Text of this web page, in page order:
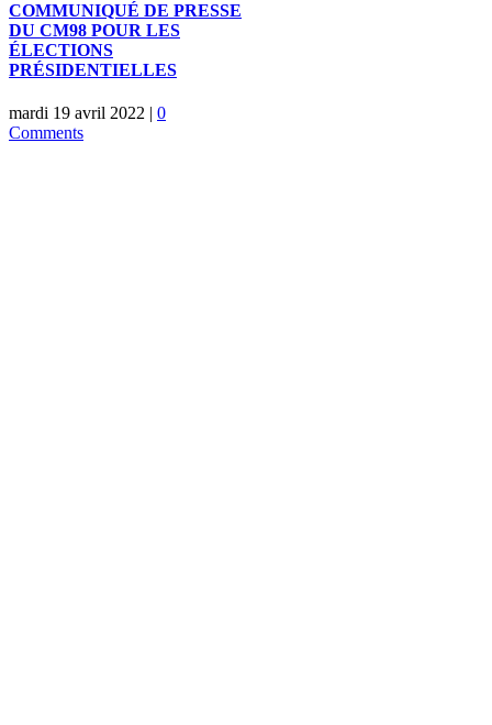
COMMUNIQUÉ DE PRESSE
DU CM98 POUR LES
ÉLECTIONS
PRÉSIDENTIELLES
mardi 19 avril 2022 | 0
Comments